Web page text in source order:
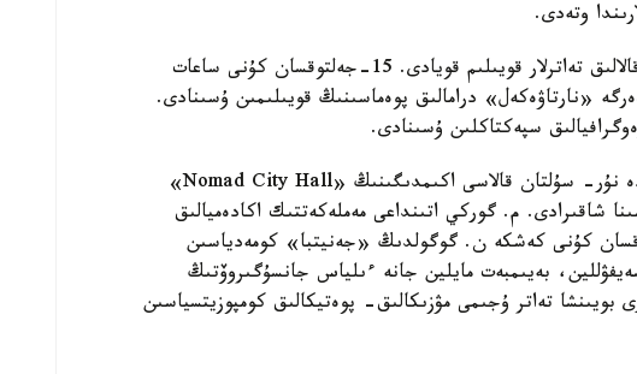
وتەدى.
مەرەكە كۇندەرى ەلوردالىقتار مەن قالا قوناقتارىنا قالالىق تەاترلار قويىلىم قويادى. 15-جەلتوقسان كۇنى ساعات
«نارتاۋەكەل» درامالىق پوەماسىنىڭ قويىلىمىن ۇسىنادى.
سپەكتاكلىن ۇسىنادى.
15 جانە 16 جەلتوقسان كۇندەرى ساعات 19:00 دە نۇر- سۇلتان قالاسى اكىمدىگىنىڭ «Nomad City Hall»
شاقىرادى. م. گوركي اتىنداعى مەملەكەتتىك اكادەميالىق
تەاترى كورەرمەندەر ءۇشىن 15 جەلتوقسان كۇنى كەشكە ن. گوگولدىڭ «جەنيتبا» كومەدياسىن
بەيىمبەت مايلين جانە ءىلياس جانسۇگىروۆتىڭ
بويىنشا تەاتر ۇجىمى مۋزىكالىق- پوەتيكالىق كومپوزيتسياسىن